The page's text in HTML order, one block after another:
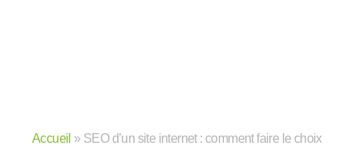
Accueil » SEO d’un site internet : comment faire le choix